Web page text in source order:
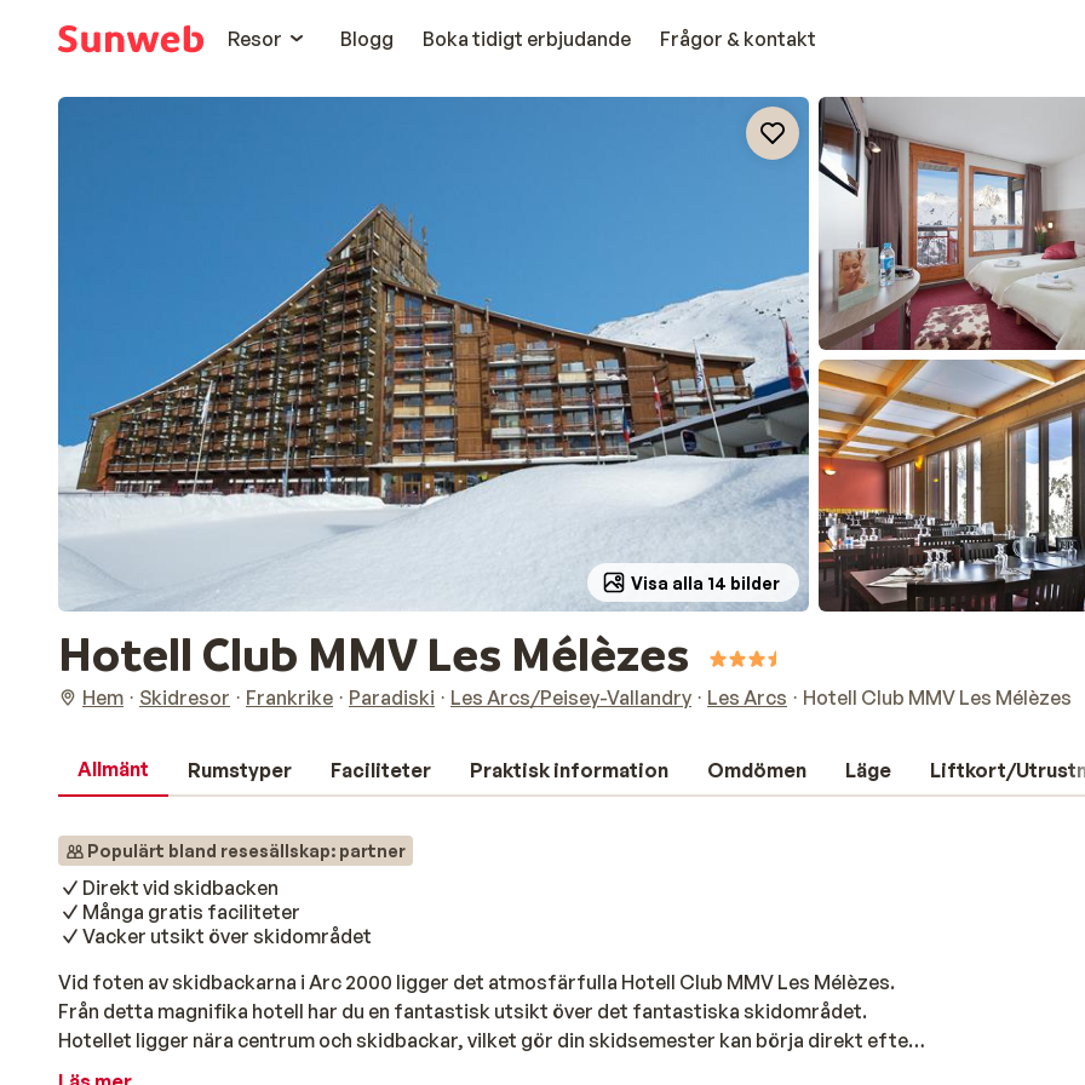
Resor
Blogg Boka tidigt erbjudande Frågor & kontakt
Visa alla 14 bilder
Hotell Club MMV Les Mélèzes
Hem Skidresor Frankrike Paradiski Les Arcs/Peisey-Vallandry Les Arcs Hotell Club MMV Les Mélèzes
Allmänt Rumstyper Faciliteter Praktisk information Omdömen Läge Liftkort/
Populärt bland resesällskap: partner
Direkt vid skidbacken
Många gratis faciliteter
Vacker utsikt över skidområdet
Vid foten av skidbackarna i Arc 2000 ligger det atmosfärfulla Hotell Club MMV Les Mélèzes.
Från detta magnifika hotell har du en fantastisk utsikt över det fantastiska skidområdet.
Hotellet ligger nära centrum och skidbackar, vilket gör din skidsemester kan börja direkt efter
ankomsten. Anläggningen rekommenderas för barnfamiljer eftersom det är organiserade